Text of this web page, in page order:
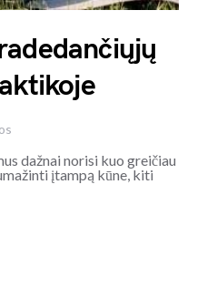
dažnai norisi kuo greičiau
įtampą kūne, kiti